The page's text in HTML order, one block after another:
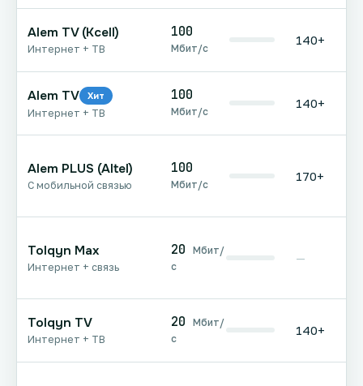
Alem TV (Kcell)
Интернет + ТВ
100
Мбит/с
140+
Alem TV Хит
Интернет + ТВ
100
Мбит/с
140+
Alem PLUS (Altel)
С мобильной связью
100
Мбит/с
170+
Tolqyn Max
Интернет + связь
20
Мбит/
с
—
Tolqyn TV
Интернет + ТВ
20
Мбит/
с
140+